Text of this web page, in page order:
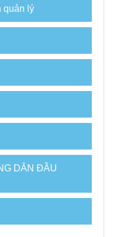
quản lý
DÂN ĐẦU